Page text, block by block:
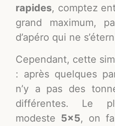
rapides, comptez
grand maximum,
d’apéro qui ne
Cependant, cette
: après quelques
n’y a pas des
différentes. Le
modeste 5×5, on